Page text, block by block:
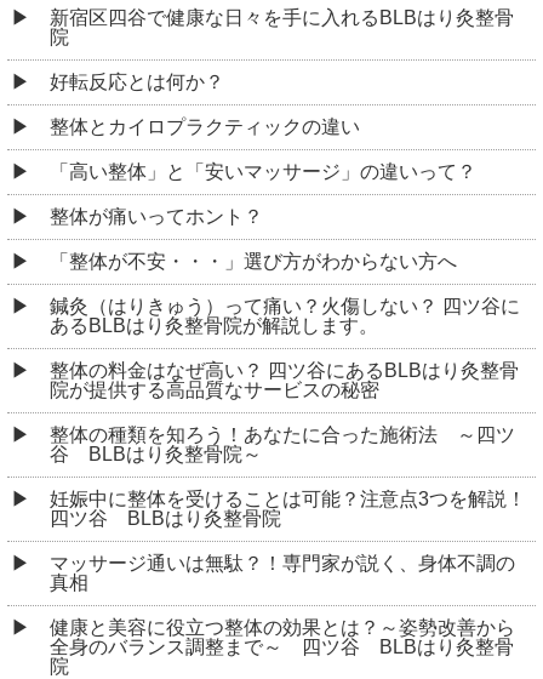
新宿区四谷で健康な日々を手に入れるBLBはり灸整骨
院
好転反応とは何か？
整体とカイロプラクティックの違い
「高い整体」と「安いマッサージ」の違いって？
整体が痛いってホント？
「整体が不安・・・」選び方がわからない方へ
鍼灸（はりきゅう）って痛い？火傷しない？ 四ツ谷に
あるBLBはり灸整骨院が解説します。
整体の料金はなぜ高い？ 四ツ谷にあるBLBはり灸整骨
院が提供する高品質なサービスの秘密
整体の種類を知ろう！あなたに合った施術法 ～四ツ
谷 BLBはり灸整骨院～
妊娠中に整体を受けることは可能？注意点3つを解説！
四ツ谷 BLBはり灸整骨院
マッサージ通いは無駄？！専門家が説く、身体不調の
真相
健康と美容に役立つ整体の効果とは？～姿勢改善から
全身のバランス調整まで～ 四ツ谷 BLBはり灸整骨
院